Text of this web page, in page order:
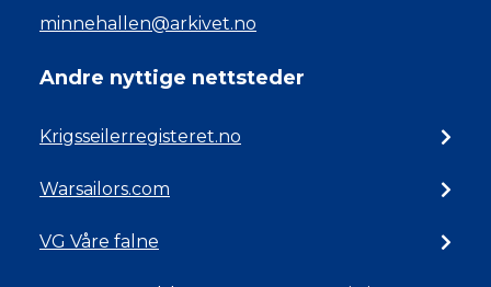
minnehallen@arkivet.no
Andre nyttige nettsteder
Krigsseilerregisteret.no
Warsailors.com
VG Våre falne